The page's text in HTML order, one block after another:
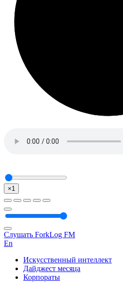
×1
Слушать ForkLog FM
En
Искусственный интеллект
Дайджест месяца
Корпораты